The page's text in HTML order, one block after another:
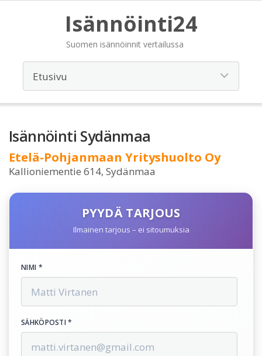
Isännöinti24
Suomen isännöinnit vertailussa
Isännöinti Sydänmaa
Etelä-Pohjanmaan Yrityshuolto Oy
Kallioniementie 614, Sydänmaa
PYYDÄ TARJOUS
Ilmainen tarjous – ei sitoumuksia
NIMI *
SÄHKÖPOSTI *